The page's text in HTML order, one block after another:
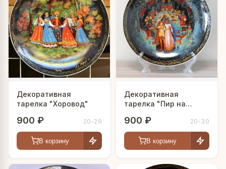
Декоративная
тарелка "Хоровод"
900 ₽ 20-29
В корзину
Декоративная
тарелка "Пир на
900 ₽ 20-30
В корзину